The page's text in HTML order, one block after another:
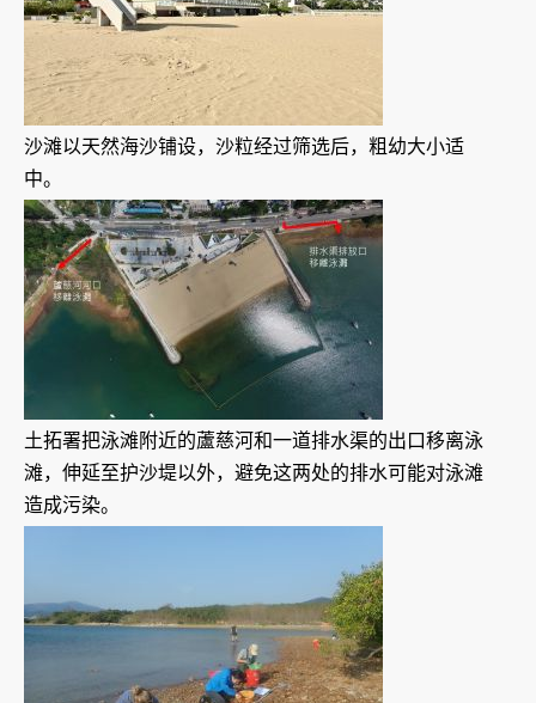
沙滩以天然海沙铺设，沙粒经过筛选后，粗幼大小适
中。
土拓署把泳滩附近的蘆慈河和一道排水渠的出口移离泳
滩，伸延至护沙堤以外，避免这两处的排水可能对泳滩
造成污染。